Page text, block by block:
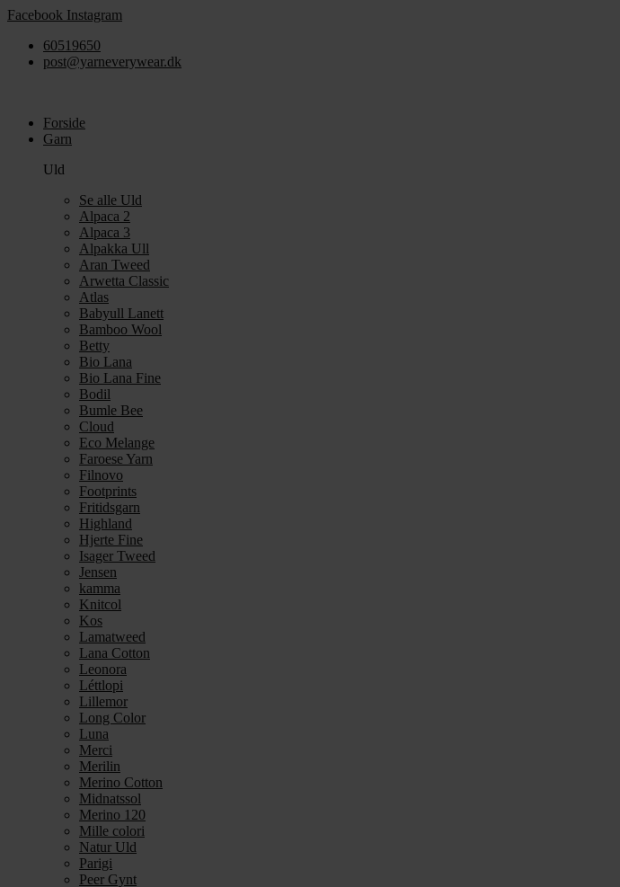
Videre
indhold
Facebook Instagram
60519650
post@yarneverywear.dk
Forside
Garn
Uld
Se alle Uld
Alpaca 2
Alpaca 3
Alpakka Ull
Aran Tweed
Arwetta Classic
Atlas
Babyull Lanett
Bamboo Wool
Betty
Bio Lana
Bio Lana Fine
Bodil
Bumle Bee
Cloud
Eco Melange
Faroese Yarn
Filnovo
Footprints
Fritidsgarn
Highland
Hjerte Fine
Isager Tweed
Jensen
kamma
Knitcol
Kos
Lamatweed
Lana Cotton
Leonora
Léttlopi
Lillemor
Long Color
Luna
Merci
Merilin
Merino Cotton
Midnatssol
Merino 120
Mille colori
Natur Uld
Parigi
Peer Gynt